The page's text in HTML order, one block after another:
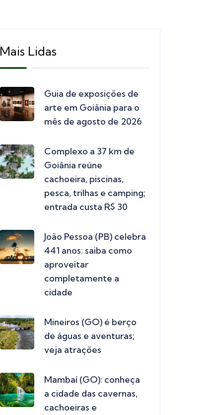
Mais Lidas
Guia de exposições de
arte em Goiânia para o
mês de agosto de 2026
Complexo a 37 km de
Goiânia reúne
cachoeira, piscinas,
pesca, trilhas e camping;
entrada custa R$ 30
João Pessoa (PB) celebra
441 anos: saiba como
aproveitar
completamente a
cidade
Mineiros (GO) é berço
de águas e aventuras;
veja atrações
Mambaí (GO): conheça
a cidade das cavernas,
cachoeiras e